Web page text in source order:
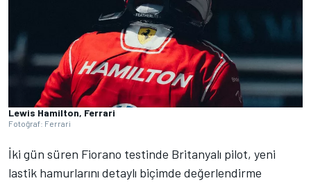
Lewis Hamilton, Ferrari
Fotoğraf: Ferrari
İki gün süren Fiorano testinde Britanyalı pilot, yeni
lastik hamurlarını detaylı biçimde değerlendirme